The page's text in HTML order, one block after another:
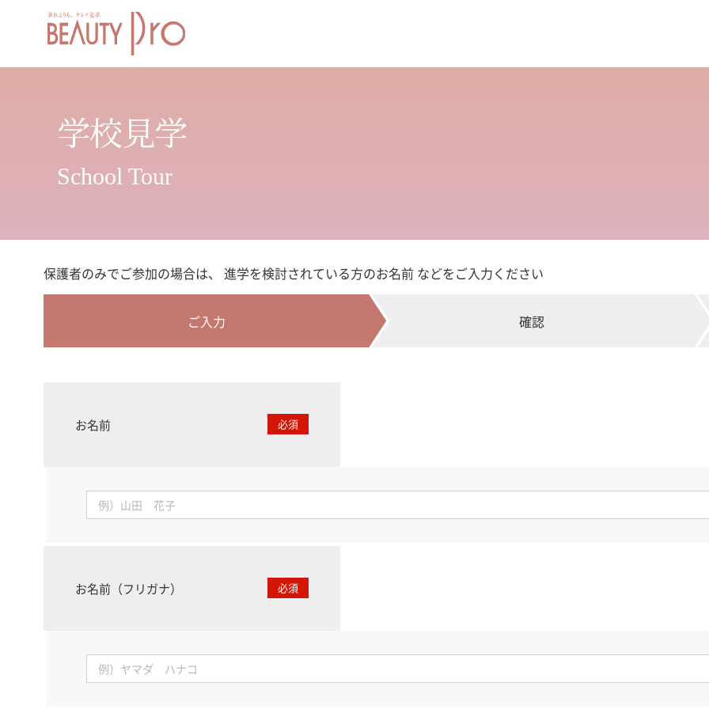
学校見学
School Tour
保護者のみでご参加の場合は、 進学を検討されている方のお名前 などをご入力ください
ご入力 確認
お名前 必須
お名前（フリガナ） 必須